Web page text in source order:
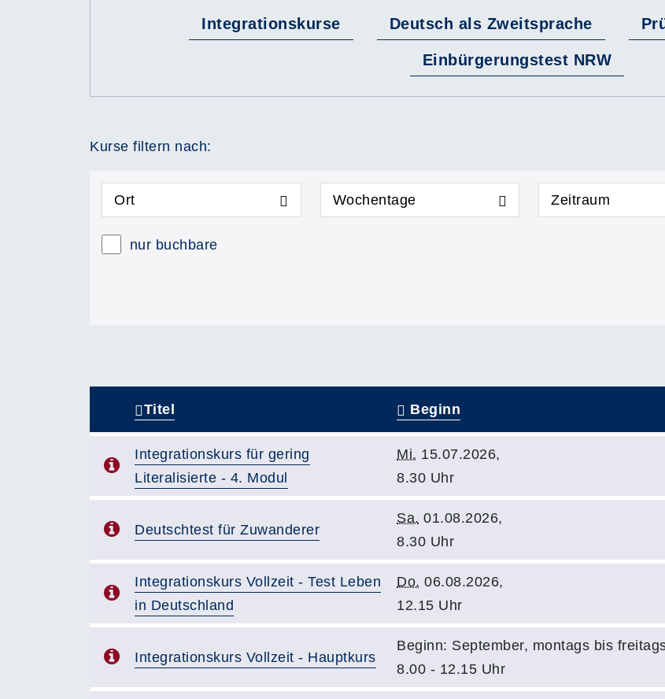
Integrationskurse Deutsch als Zweitsprache
Einbürgerungstest NRW
Kurse filtern nach:
Ort Wochentage Zeitraum
nur buchbare
Titel Beginn
Integrationskurs für gering
Literalisierte - 4. Modul
Mi. 15.07.2026,
8.30 Uhr
Deutschtest für Zuwanderer
Sa. 01.08.2026,
8.30 Uhr
Integrationskurs Vollzeit - Test Leben
in Deutschland
Do. 06.08.2026,
12.15 Uhr
Integrationskurs Vollzeit - Hauptkurs
Beginn: September, montags bis
8.00 - 12.15 Uhr